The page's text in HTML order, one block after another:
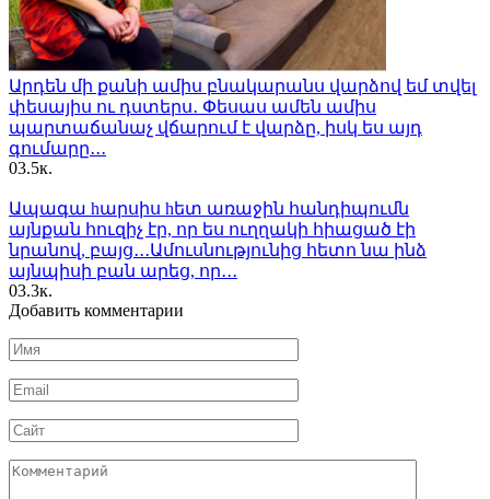
Արդեն մի քանի ամիս բնակարանս վարձով եմ տվել
փեսայիս ու դստերս․ Փեսաս ամեն ամիս
պարտաճանաչ վճարում է վարձը, իսկ ես այդ
գումարը․․․
03.5к.
Ապագա hարսիս hետ առաջին հանդիպումն
այնքան հուզիչ էր, որ ես ուղղակի հիացած էի
նրանով, բայց․․․Ամուսնությունից հետո նա ինձ
այնպիսի բան արեց, որ․․․
03.3к.
Добавить комментарии
Имя
*
Email
*
Сайт
Комментарий